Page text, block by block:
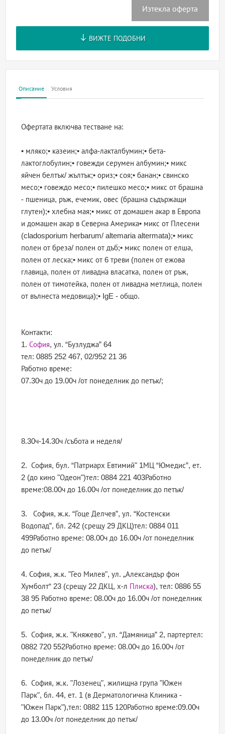
Изтекла оферта
ВИЖТЕ ПОДОБНИ
Описание Условия
Офертата включва тестване на:
• мляко;• казеин;• алфа-лакталбумин;• бета-
лактоглобулин;• говежди серумен албумин;• микс
яйчен белтък/ жълтък;• ориз;• соя;• банан;• свинско
месо;• говеждо месо;• пилешко месо;• микс от брашна
- пшеница, ръж, ечемик, овес (брашна съдържащи
глутен);• хлебна мая;• микс от домашен акар в Европа
и домашен акар в Северна Америка• микс от Плесени
(cladosporium herbarum/ altemaria altermata);• микс
полен от бреза/ полен от дъб;• микс полен от елша,
полен от леска;• микс от 6 треви (полен от ежова
главица, полен от ливадна власатка, полен от ръж,
полен от тимотейка, полен от ливадна метлица, полен
от вълнеста медовица);• IgE - общо.
Контакти:
1.София, ул. “Бузлуджа” 64
тел: 0885 252 467, 02/952 21 36
Работно време:
07.30ч до 19.00ч /от понеделник до петък/;
8.30ч-14.30ч /събота и неделя/
2. София, бул. “Патриарх Евтимий" 1МЦ “Юмедис”, ет.
2 (до кино "Одеон")тел: 0884 221 403Работно
време:08.00ч до 16.00ч /от понеделник до петък/
3. София, ж.к. “Гоце Делчев”, ул. “Костенски
Водопад”, бл. 242 (срещу 29 ДКЦ)тел: 0884 011
499Работно време: 08.00ч до 16.00ч /от понеделник
до петък/
4. София, ж.к. "Гео Милев", ул. „Александър фон
Хумболт“ 23 (срещу 22 ДКЦ, х-л Плиска), тел: 0886 55
38 95 Работно време: 08.00ч до 16.00ч /от понеделник
до петък/
5. София, ж.к. "Княжево", ул. “Дамяница” 2, партертел:
0882 720 552Работно време: 08.00ч до 16.00ч /от
понеделник до петък/
6. София, ж.к. "Лозенец", жилищна група "Южен
Парк", бл. 44, ет. 1 (в Дерматологична Клиника -
"Южен Парк"),тел: 0882 115 120Работно време:09.00ч
до 13.00ч /от понеделник до петък/